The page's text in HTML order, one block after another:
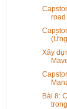
road
Xây
Bài 8:
trong